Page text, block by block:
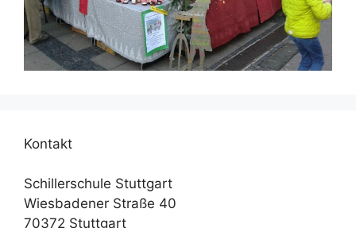
Kontakt
Schillerschule Stuttgart
Wiesbadener Straße 40
70372 Stuttgart